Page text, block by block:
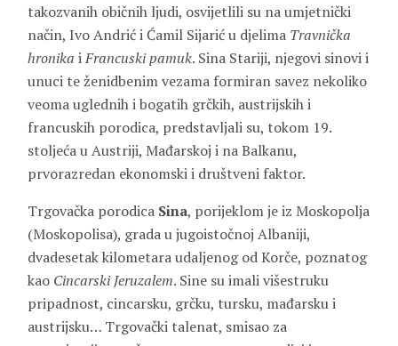
takozvanih običnih ljudi, osvijetlili su na umjetnički
način, Ivo Andrić i Ćamil Sijarić u djelima Travnička
hronika iFrancuski pamuk. Sina Stariji, njegovi sinovi i
unuci te ženidbenim vezama formiran savez nekoliko
veoma uglednih i bogatih grčkih, austrijskih i
francuskih porodica, predstavljali su, tokom 19.
stoljeća u Austriji, Mađarskoj i na Balkanu,
prvorazredan ekonomski i društveni faktor.
Trgovačka porodica Sina, porijeklom je iz Moskopolja
(Moskopolisa), grada u jugoistočnoj Albaniji,
dvadesetak kilometara udaljenog od Korče, poznatog
kao Cincarski Jeruzalem. Sine su imali višestruku
pripadnost, cincarsku, grčku, tursku, mađarsku i
austrijsku… Trgovački talenat, smisao za